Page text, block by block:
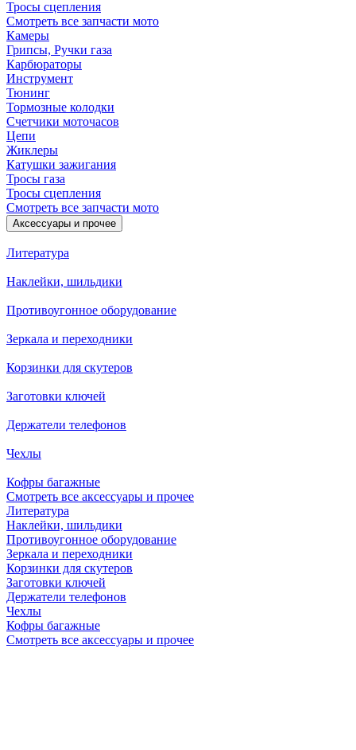
Тросы сцепления
Смотреть все запчасти мото
Камеры
Грипсы, Ручки газа
Карбюраторы
Инструмент
Тюнинг
Тормозные колодки
Счетчики моточасов
Цепи
Жиклеры
Катушки зажигания
Тросы газа
Тросы сцепления
Смотреть все запчасти мото
Аксессуары и прочее
Литература
Наклейки, шильдики
Противоугонное оборудование
Зеркала и переходники
Корзинки для скутеров
Заготовки ключей
Держатели телефонов
Чехлы
Кофры багажные
Смотреть все аксессуары и прочее
Литература
Наклейки, шильдики
Противоугонное оборудование
Зеркала и переходники
Корзинки для скутеров
Заготовки ключей
Держатели телефонов
Чехлы
Кофры багажные
Смотреть все аксессуары и прочее